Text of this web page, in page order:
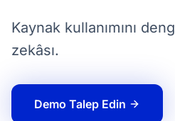
Kaynak kullanımını
zekâsı.
Demo Talep Edin